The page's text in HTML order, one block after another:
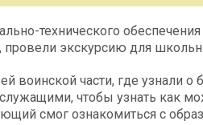
технического
провели экскурсию для
воинской части, где узнали о
чтобы узнать как
смог ознакомиться с